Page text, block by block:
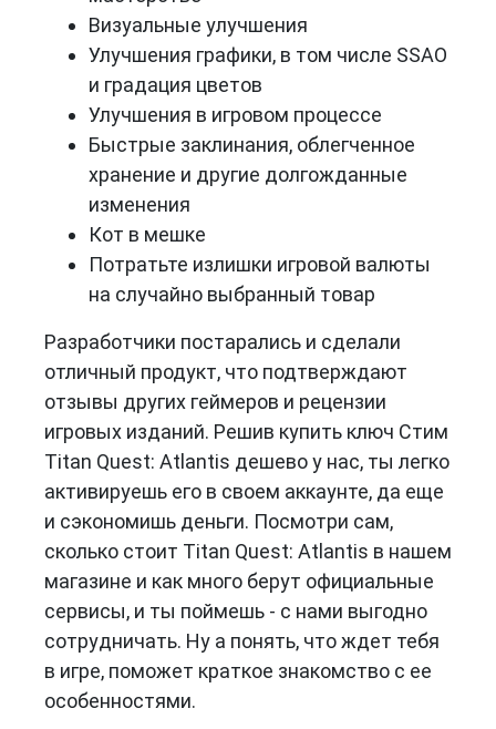
Визуальные улучшения
Улучшения графики, в том числе SSAO
и градация цветов
Улучшения в игровом процессе
Быстрые заклинания, облегченное
хранение и другие долгожданные
изменения
Кот в мешке
Потратьте излишки игровой валюты
на случайно выбранный товар
Разработчики постарались и сделали
отличный продукт, что подтверждают
отзывы других геймеров и рецензии
игровых изданий. Решив купить ключ Стим
Titan Quest: Atlantis дешево у нас, ты легко
активируешь его в своем аккаунте, да еще
и сэкономишь деньги. Посмотри сам,
сколько стоит Titan Quest: Atlantis в нашем
магазине и как много берут официальные
сервисы, и ты поймешь - с нами выгодно
сотрудничать. Ну а понять, что ждет тебя
в игре, поможет краткое знакомство с ее
особенностями.